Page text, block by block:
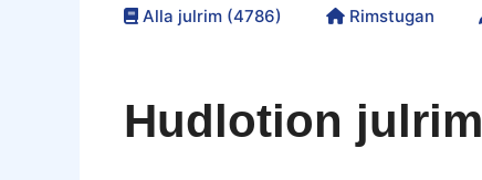
Alla julrim (4786) Rimstugan
Hudlotion julrim